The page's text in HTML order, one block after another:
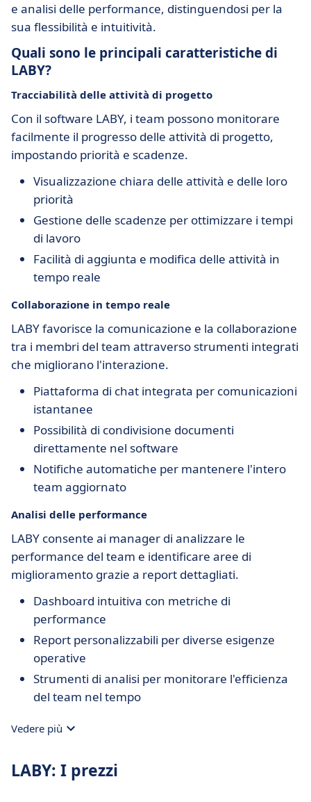
e analisi delle performance, distinguendosi per la
sua flessibilità e intuitività.
Quali sono le principali caratteristiche di
LABY?
Tracciabilità delle attività di progetto
Con il software LABY, i team possono monitorare
facilmente il progresso delle attività di progetto,
impostando priorità e scadenze.
Visualizzazione chiara delle attività e delle loro
priorità
Gestione delle scadenze per ottimizzare i tempi
di lavoro
Facilità di aggiunta e modifica delle attività in
tempo reale
Collaborazione in tempo reale
LABY favorisce la comunicazione e la collaborazione
tra i membri del team attraverso strumenti integrati
che migliorano l'interazione.
Piattaforma di chat integrata per comunicazioni
istantanee
Possibilità di condivisione documenti
direttamente nel software
Notifiche automatiche per mantenere l'intero
team aggiornato
Analisi delle performance
LABY consente ai manager di analizzare le
performance del team e identificare aree di
miglioramento grazie a report dettagliati.
Dashboard intuitiva con metriche di
performance
Report personalizzabili per diverse esigenze
operative
Strumenti di analisi per monitorare l'efficienza
del team nel tempo
Vedere più
LABY: I prezzi